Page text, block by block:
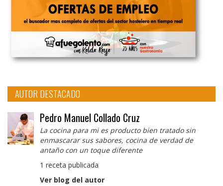
AUTOR DESTACADO
Pedro Manuel Collado Cruz
La cocina para mi es producto bien tratado sin
enmascarar sus sabores, cocina de verdad de
antaño con un toque diferente
1 receta publicada
Ver blog del autor